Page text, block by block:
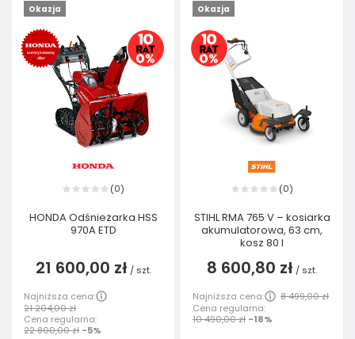
Okazja
(0)
HONDA Odśnieżarka HSS
970A ETD
21 600,00 zł / szt.
Najniższa cena:
21 204,00 zł
Cena regularna:
22 800,00 zł -5%
Okazja
(0)
STIHL RMA 765 V – kosiarka
akumulatorowa, 63 cm,
kosz 80 l
8 600,80 zł / szt.
Najniższa cena:
8 499,00 zł
Cena regularna:
10 490,00 zł -18%